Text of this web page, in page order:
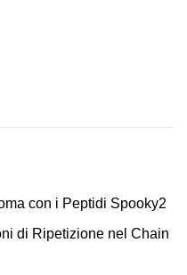
con i Peptidi Spooky2
di Ripetizione nel Chain